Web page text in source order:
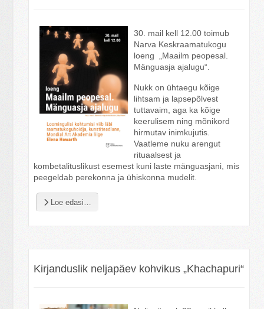
30. mail kell 12.00 toimub
Narva Keskraamatukogu
loeng „Maailm peopesal.
Mänguasja ajalugu“.
Nukk on ühtaegu kõige
lihtsam ja lapsepõlvest
tuttavaim, aga ka kõige
keerulisem ning mõnikord
hirmutav inimkujutis.
Vaatleme nuku arengut
rituaalsest ja
kombetalituslikust esemest kuni laste mänguasjani, mis
peegeldab perekonna ja ühiskonna mudelit.
Loe edasi…
Kirjanduslik neljapäev kohvikus „Khachapuri“